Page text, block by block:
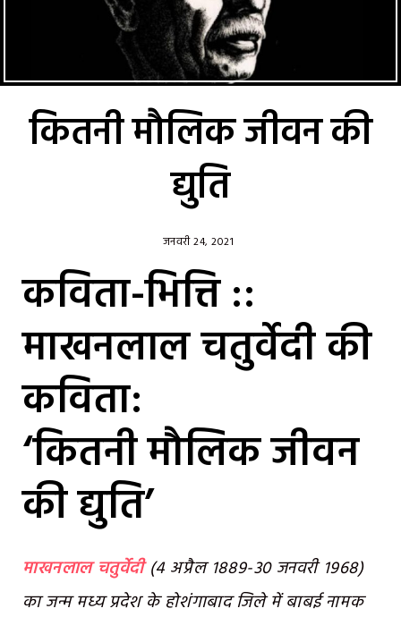
कितनी मौलिक जीवन की
द्युति
जनवरी 24, 2021
कविता-भित्ति ::
माखनलाल चतुर्वेदी की
कविता:
‘कितनी मौलिक जीवन
की द्युति’
माखनलाल चतुर्वेदी(४ अप्रैल १८८९-३० जनवरी १९६८)
का जन्म मध्य प्रदेश के होशंगाबाद जिले में बाबई नामक